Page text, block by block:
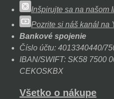
Inšpirujte sa na našom
Pozrite si náš kanál na
Bankové spojenie
Číslo účtu: 4013340440/
IBAN/SWIFT: SK58 7500
CEKOSKBX
Všetko o nákupe